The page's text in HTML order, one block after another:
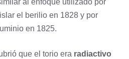
al enfoque utilizado por
el berilio en 1828 y por
en 1825.
que el torio era radiactivo